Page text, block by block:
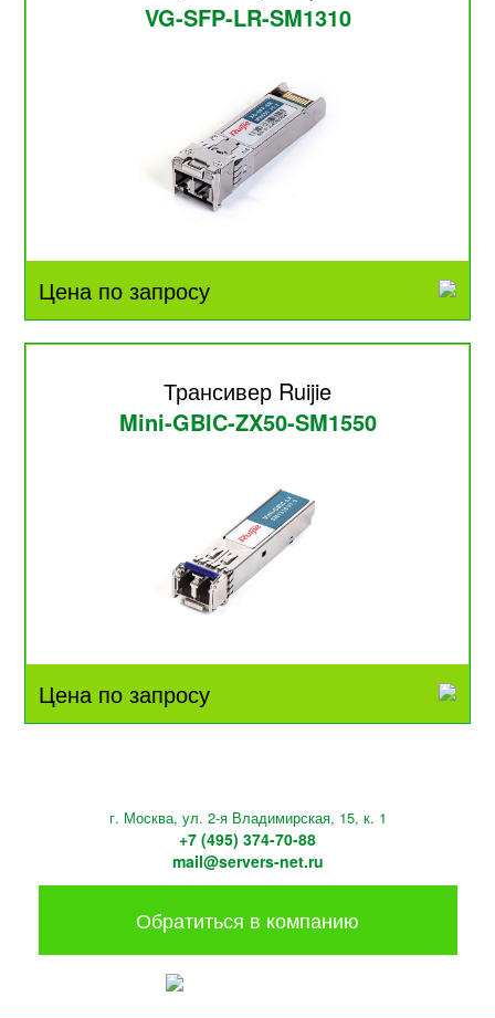
VG-SFP-LR-SM1310
Цена по запросу
Трансивер Ruijie
Mini-GBIC-ZX50-SM1550
Цена по запросу
г. Москва, ул. 2-я Владимирская, 15, к. 1
+7 (495) 374-70-88
mail@servers-net.ru
Обратиться в компанию